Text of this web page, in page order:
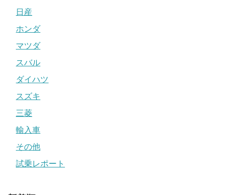
日産
ホンダ
マツダ
スバル
ダイハツ
スズキ
三菱
輸入車
その他
試乗レポート